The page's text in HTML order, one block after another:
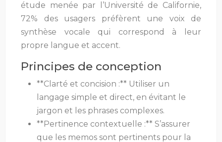
étude menée par l’Université de Californie,
72% des usagers préfèrent une voix de
synthèse vocale qui correspond à leur
propre langue et accent.
Principes de conception
**Clarté et concision :** Utiliser un
langage simple et direct, en évitant le
jargon et les phrases complexes.
**Pertinence contextuelle :** S’assurer
que les memos sont pertinents pour la